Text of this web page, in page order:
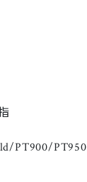
PT900/PT950